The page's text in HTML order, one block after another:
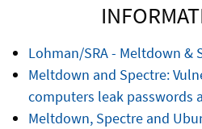
Lohman/SRA - Meltdown &
Meltdown and Spectre:
computers leak passwords
Meltdown, Spectre and